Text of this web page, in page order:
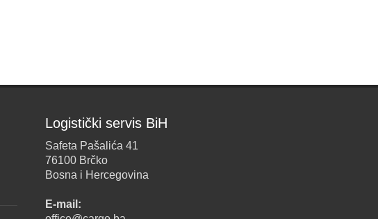
Logistički servis BiH
Safeta Pašalića 41
76100 Brčko
Bosna i Hercegovina
E-mail: